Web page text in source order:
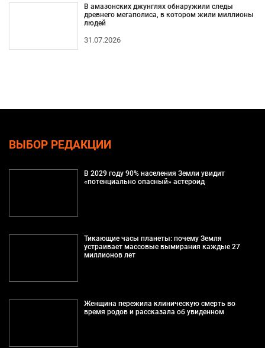
В амазонских джунглях обнаружили следы
древнего мегаполиса, в котором жили миллионы
людей
31.07.2026
ВЫБОР РЕДАКЦИИ
В 2029 году 90% населения Земли увидит
«потенциально опасный» астероид
Тикающие часы планеты: почему Земля
устраивает массовые вымирания каждые 27
миллионов лет
Женщина пережила клиническую смерть во
время родов и рассказала об увиденном